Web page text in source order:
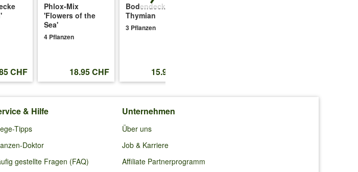
CHF
Phlox-Mix
'Flowers of the
Sea'
4 Pflanzen
18.95 CHF
Bodendecker-
Thymian
3 Pflanzen
15.95 CHF
& Hilfe
Tipps
Doktor
gestellte Fragen (FAQ)
Unternehmen
Über uns
Job & Karriere
Affiliate Partnerprogramm